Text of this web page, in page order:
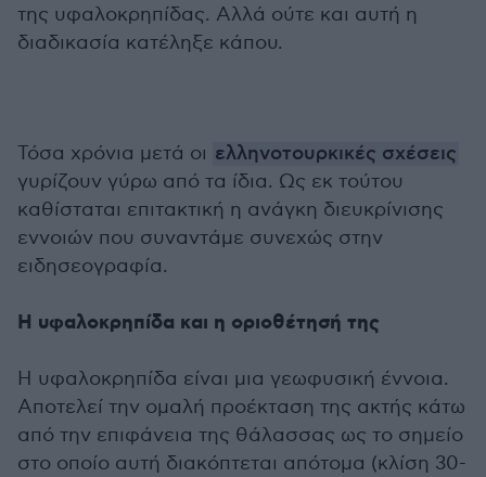
της υφαλοκρηπίδας. Αλλά ούτε και αυτή η
διαδικασία κατέληξε κάπου.
Τόσα χρόνια μετά οι ελληνοτουρκικές σχέσεις
γυρίζουν γύρω από τα ίδια. Ως εκ τούτου
καθίσταται επιτακτική η ανάγκη διευκρίνισης
εννοιών που συναντάμε συνεχώς στην
ειδησεογραφία.
Η υφαλοκρηπίδα και η οριοθέτησή της
Η υφαλοκρηπίδα είναι μια γεωφυσική έννοια.
Αποτελεί την ομαλή προέκταση της ακτής κάτω
από την επιφάνεια της θάλασσας ως το σημείο
στο οποίο αυτή διακόπτεται απότομα (κλίση 30-